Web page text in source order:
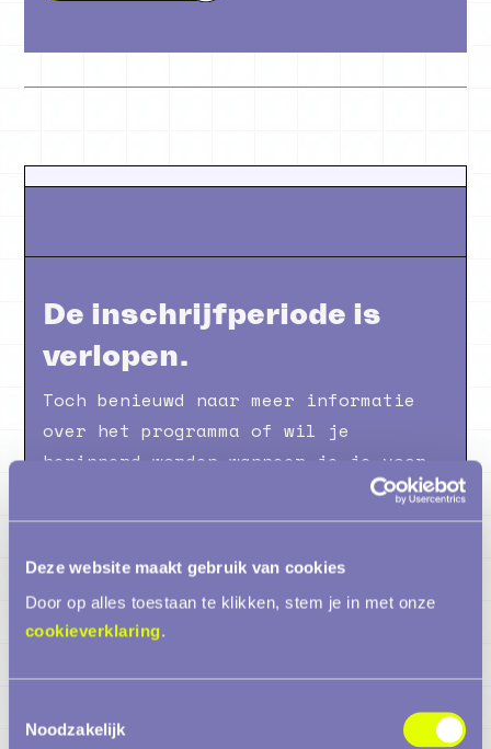
Deze website maakt gebruik van cookies
Door op alles toestaan te klikken, stem je in met onze
cookieverklaring.
Noodzakelijk
De inschrijfperiode is
verlopen.
Toch benieuwd naar meer informatie
over het programma of wil je
herinnerd worden wanneer je je voor
de volgende periode kan inschrijven?
Laat dan je e-mail achter en we
E-mailadres
Ik accepteer jullieprivacybeleid.